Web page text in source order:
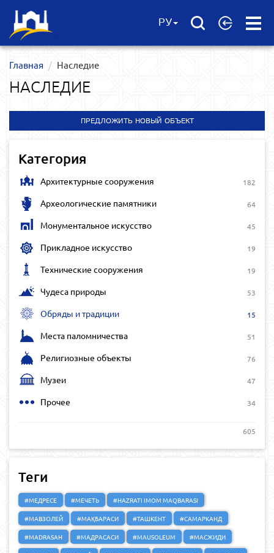
Open
РУ
Главная Наследие
НАСЛЕДИЕ
ПРЕДЛОЖИТЬ НОВЫЙ ОБЪЕКТ
Категория
Архитектурные сооружения 182
Археологические памятники 64
Монументальное искусство 45
Прикладное искусство 19
Технические сооружения 19
Чудеса природы 53
Обряды и традиции 15
Места паломничества 51
Религиозные объекты 76
Музеи 47
Прочее 34
605
Теги
#МЕДРЕСЕ #МЕЧЕТЬ
#HAZRATI IMOM MAQBARASI
#МАВЗОЛЕЙ
#МАҚБАРАСИ #ТАШКЕНТ
#САМАРКАНД
#MADRASAH
#МАДРАСАСИ #MAUSOLEUM
#МАСЖИДИ